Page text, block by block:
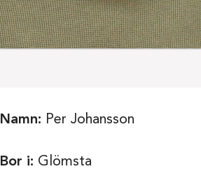
Namn: Per Johansson
Bor i: Glömsta